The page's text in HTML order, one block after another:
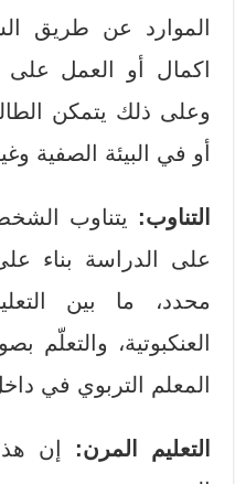
الموارد عن طريق
اكمال أو العمل على
وعلى ذلك يتمكن
أو في البيئة الصفية
التناوب: يتناوب
على الدراسة بناء
محدد، ما بين
العنكبوتية، والتعلّم
المعلم التربوي في
التعليم المرن: إن